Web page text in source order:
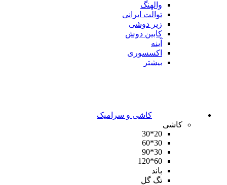
والهنگ
توالت ایرانی
زیر دوشی
کابین دوش
آینه
اکسسوری
بیشتر
کاشی و سرامیک
کاشی
20*30
30*60
30*90
60*120
باند
تگ گل